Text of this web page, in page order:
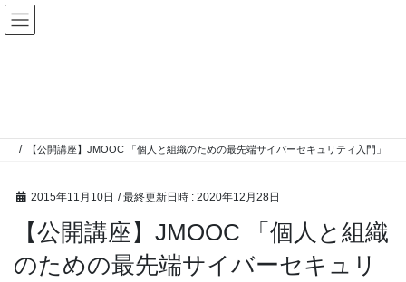
コ
ン
キ
ナ
ビ
に
【公開講座】JMOOC 「個人と組織のための最先端サイバーセキュリティ入門」
2015年11月10日 / 最終更新日時 : 2020年12月28日
【公開講座】JMOOC 「個人と組織
のための最先端サイバーセキュリ